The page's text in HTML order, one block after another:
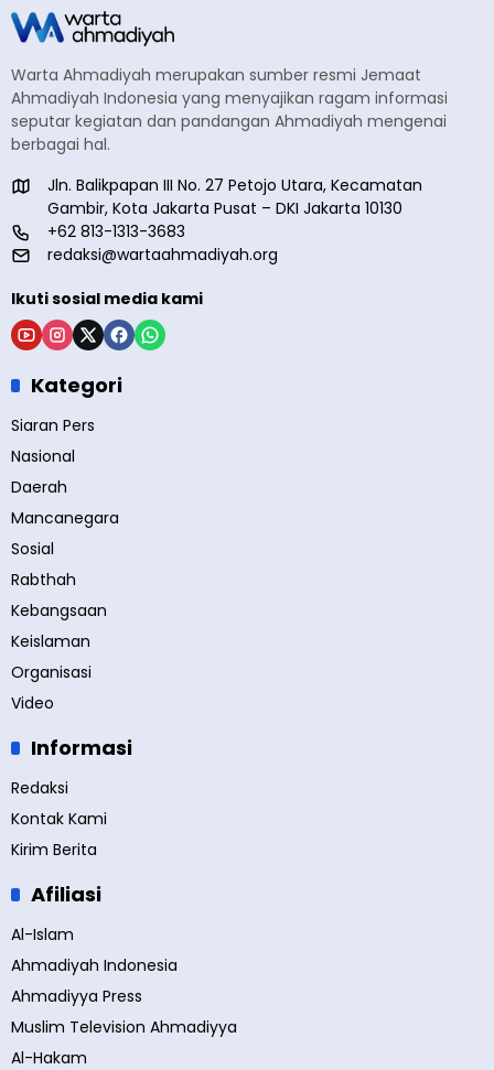
Warta Ahmadiyah merupakan sumber resmi Jemaat
Ahmadiyah Indonesia yang menyajikan ragam informasi
seputar kegiatan dan pandangan Ahmadiyah mengenai
berbagai hal.
Jln. Balikpapan III No. 27 Petojo Utara, Kecamatan
Gambir, Kota Jakarta Pusat – DKI Jakarta 10130
+62 813-1313-3683
redaksi@wartaahmadiyah.org
Ikuti sosial media kami
Kategori
Siaran Pers
Nasional
Daerah
Mancanegara
Sosial
Rabthah
Kebangsaan
Keislaman
Organisasi
Video
Informasi
Redaksi
Kontak Kami
Kirim Berita
Afiliasi
Al-Islam
Ahmadiyah Indonesia
Ahmadiyya Press
Muslim Television Ahmadiyya
Al-Hakam